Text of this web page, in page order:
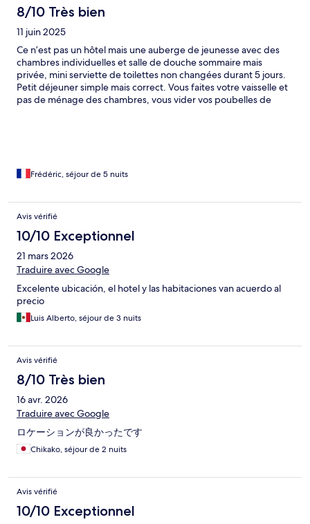
8/10 Très bien
11 juin 2025
Ce n’est pas un hôtel mais une auberge de jeunesse avec des
chambres individuelles et salle de douche sommaire mais
privée, mini serviette de toilettes non changées durant 5 jours.
Petit déjeuner simple mais correct. Vous faites votre vaisselle et
pas de ménage des chambres, vous vider vos poubelles de
Frédéric, séjour de 5 nuits
Avis vérifié
10/10 Exceptionnel
21 mars 2026
Traduire avec Google
Excelente ubicación, el hotel y las habitaciones van acuerdo al
precio
Luis Alberto, séjour de 3 nuits
Avis vérifié
8/10 Très bien
16 avr. 2026
Traduire avec Google
ロケーションが良かったです
Chikako, séjour de 2 nuits
Avis vérifié
10/10 Exceptionnel